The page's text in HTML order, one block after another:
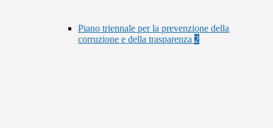
Piano triennale per la prevenzione della
corruzione e della trasparenza 2